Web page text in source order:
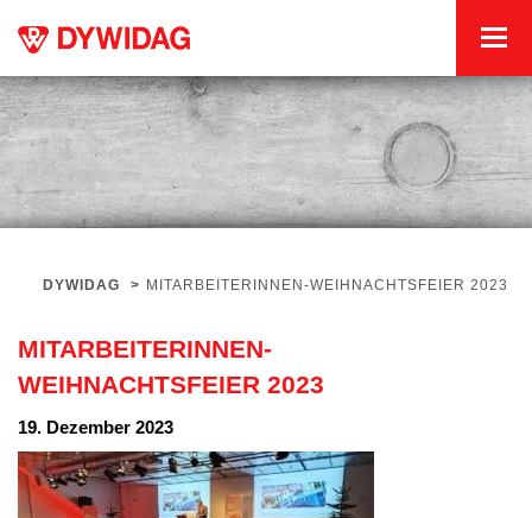
DYWIDAG > MITARBEITERINNEN-WEIHNACHTSFEIER 2023
MITARBEITERINNEN-
WEIHNACHTSFEIER 2023
19. Dezember 2023